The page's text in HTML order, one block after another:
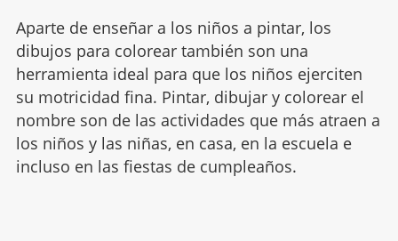
Aparte de enseñar a los niños a pintar, los
dibujos para colorear también son una
herramienta ideal para que los niños ejerciten
su motricidad fina. Pintar, dibujar y colorear el
nombre son de las actividades que más atraen a
los niños y las niñas, en casa, en la escuela e
incluso en las fiestas de cumpleaños.